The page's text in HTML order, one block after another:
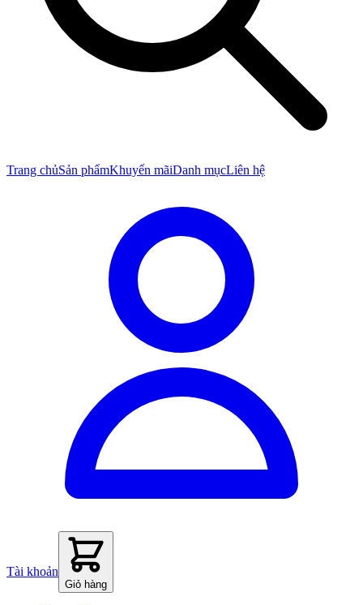
Trang chủSản phẩmKhuyến mãiDanh mụcLiên hệ
Tài khoản
Giỏ hàng